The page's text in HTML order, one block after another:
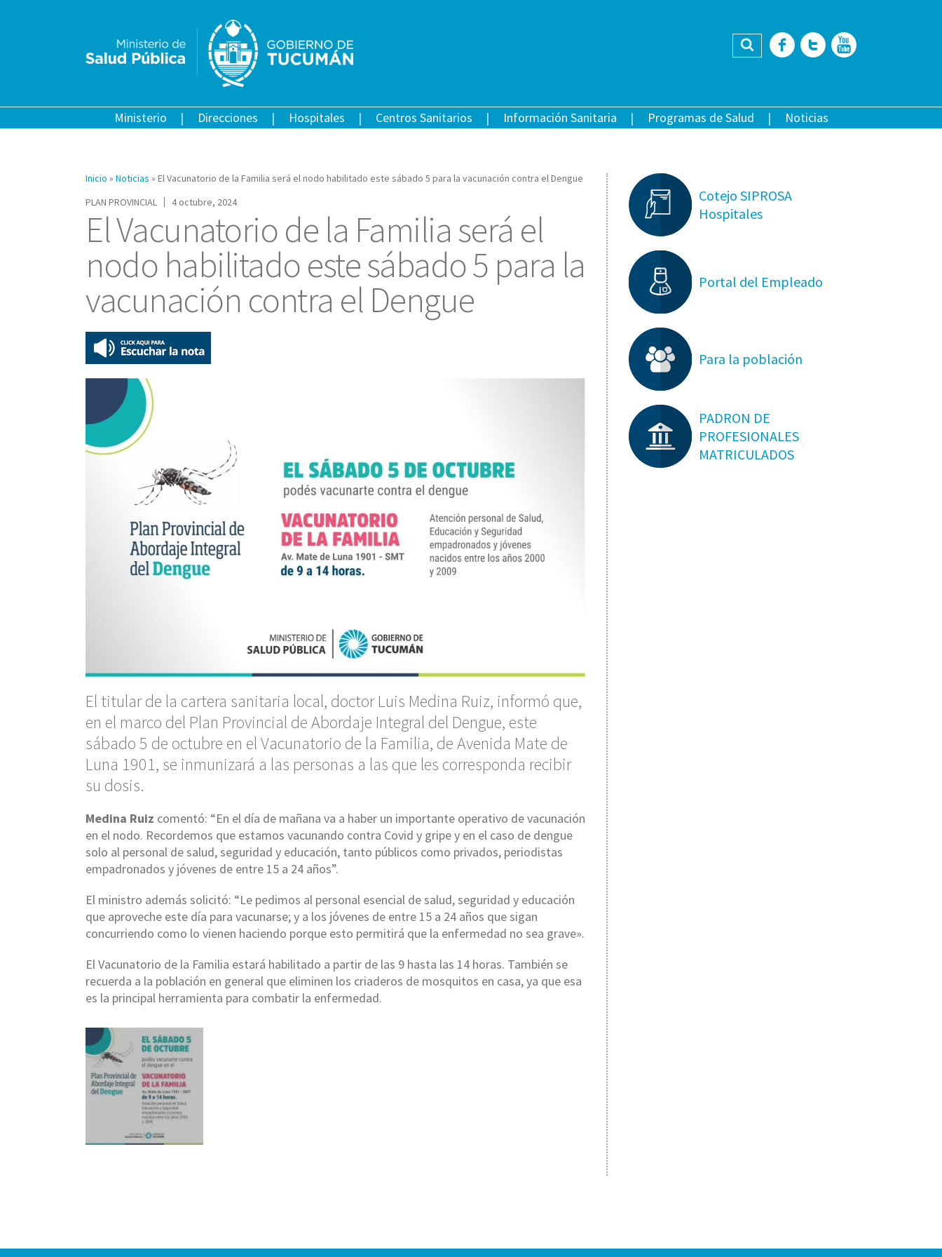
Buscar Facebook
Twitter
Ministerio Direcciones Hospitales Centros Sanitarios Información Sanitaria Programas de Salud Noticias
Inicio » Noticias » El Vacunatorio de la Familia será el nodo habilitado este sábado 5 para la vacunación contra el Dengue
PLAN PROVINCIAL
4 octubre, 2024
El Vacunatorio de la Familia será el
nodo habilitado este sábado 5 para la
vacunación contra el Dengue
El titular de la cartera sanitaria local, doctor Luis Medina Ruiz, informó que,
en el marco del Plan Provincial de Abordaje Integral del Dengue, este
sábado 5 de octubre en el Vacunatorio de la Familia, de Avenida Mate de
Luna 1901, se inmunizará a las personas a las que les corresponda recibir
su dosis.
Medina Ruiz comentó: “En el día de mañana va a haber un importante operativo de vacunación
en el nodo. Recordemos que estamos vacunando contra Covid y gripe y en el caso de dengue
solo al personal de salud, seguridad y educación, tanto públicos como privados, periodistas
empadronados y jóvenes de entre 15 a 24 años”.
El ministro además solicitó: “Le pedimos al personal esencial de salud, seguridad y educación
que aproveche este día para vacunarse; y a los jóvenes de entre 15 a 24 años que sigan
concurriendo como lo vienen haciendo porque esto permitirá que la enfermedad no sea grave».
El Vacunatorio de la Familia estará habilitado a partir de las 9 hasta las 14 horas. También se
recuerda a la población en general que eliminen los criaderos de mosquitos en casa, ya que esa
es la principal herramienta para combatir la enfermedad.
Cotejo SIPROSA
Hospitales
Portal del Empleado
Para la población
PADRON DE
PROFESIONALES
MATRICULADOS